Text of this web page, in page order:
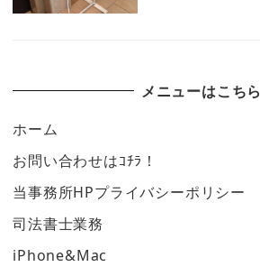
メニューはこちら
ホーム
お問い合わせはｺﾁﾗ！
当事務所HPプライバシーポリシー
司法書士業務
iPhone&Mac